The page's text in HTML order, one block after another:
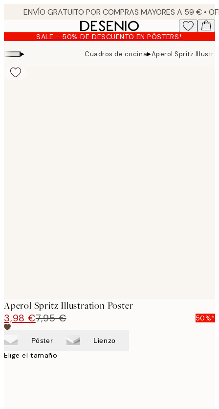
content.SALE - 50% DE DESCUENTO EN PÓSTERS*
▸ Cuadros de cocina▸Aperol Spritz
Aperol Spritz Illustration Poster
3,98 €7,95 € 50%*
Póster Lienzo
Elige el tamaño